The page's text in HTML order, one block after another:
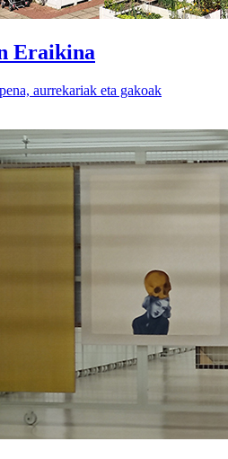
Eraikina
aurrekariak eta gakoak